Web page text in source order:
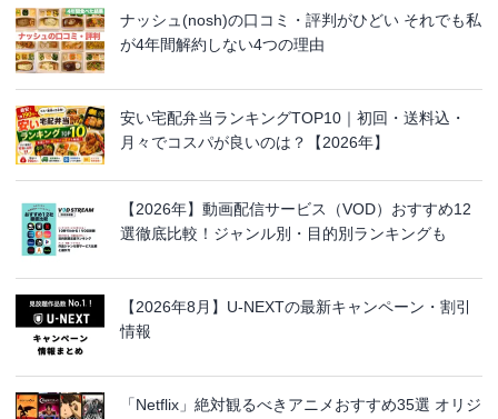
ナッシュ(nosh)の口コミ・評判がひどい それでも私
が4年間解約しない4つの理由
安い宅配弁当ランキングTOP10｜初回・送料込・
月々でコスパが良いのは？【2026年】
【2026年】動画配信サービス（VOD）おすすめ12
選徹底比較！ジャンル別・目的別ランキングも
【2026年8月】U-NEXTの最新キャンペーン・割引
情報
「Netflix」絶対観るべきアニメおすすめ35選 オリジ